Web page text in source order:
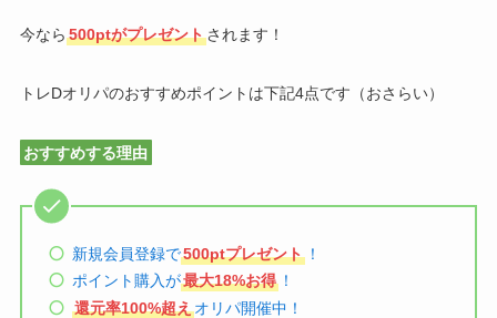
今なら 500ptがプレゼントされます！
トレDオリパのおすすめポイントは下記4点です（おさらい）
おすすめする理由
新規会員登録で500ptプレゼント ！
ポイント購入が最大18%お得 ！
還元率100%超えオリパ開催中！